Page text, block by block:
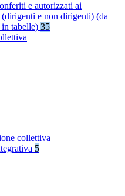
e autorizzati ai
e non dirigenti) (da
tabelle) 35
collettiva
5